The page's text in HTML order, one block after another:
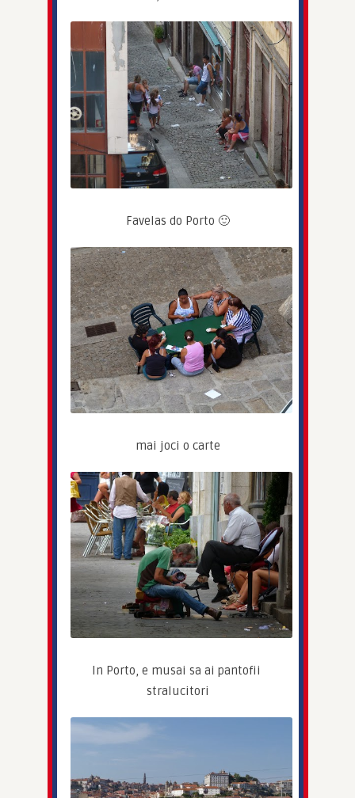
Favelas do Porto 🙂
mai joci o carte
In Porto, e musai sa ai pantofii
stralucitori